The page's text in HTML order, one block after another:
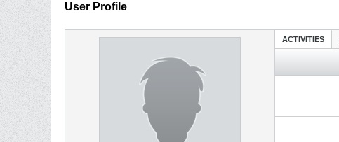
User Profile
ACTIVITIES